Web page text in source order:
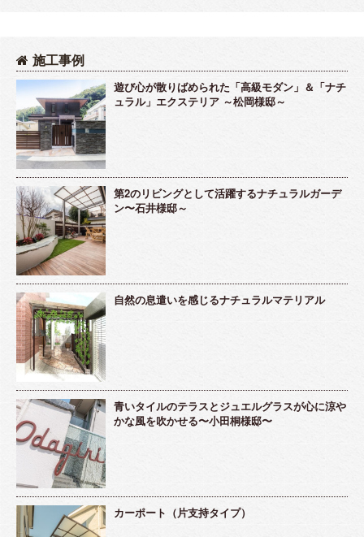
施工事例
遊び心が散りばめられた「高級モダン」＆「ナチ
ュラル」エクステリア ～松岡様邸～
第2のリビングとして活躍するナチュラルガーデ
ン〜石井様邸～
自然の息遣いを感じるナチュラルマテリアル
青いタイルのテラスとジュエルグラスが心に涼や
かな風を吹かせる〜小田桐様邸〜
カーポート（片支持タイプ）